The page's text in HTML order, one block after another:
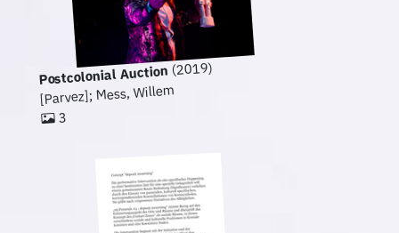
Postcolonial Auction (2019)
[Parvez]; Mess, Willem
3